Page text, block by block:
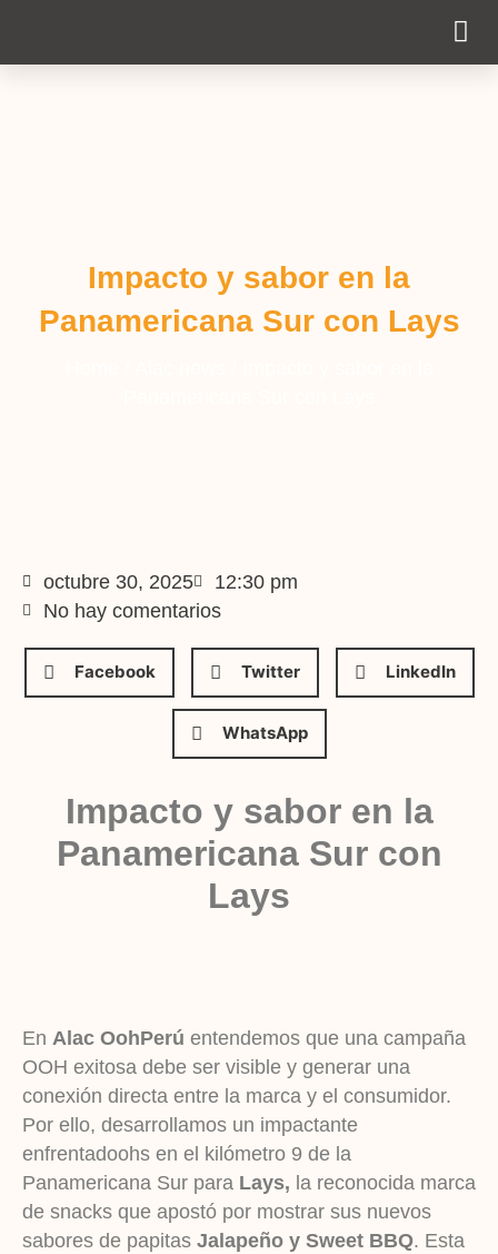
Impacto y sabor en la
Panamericana Sur con Lays
octubre 30, 2025
12:30 pm
No hay comentarios
Facebook Twitter LinkedIn
WhatsApp
Impacto y sabor en la
Panamericana Sur con
Lays
En Alac OohPerú entendemos que una campaña
OOH exitosa debe ser visible y generar una
conexión directa entre la marca y el consumidor.
Por ello, desarrollamos un impactante
enfrentadoohs en el kilómetro 9 de la
Panamericana Sur para Lays, la reconocida marca
de snacks que apostó por mostrar sus nuevos
sabores de papitas Jalapeño y Sweet BBQ. Esta